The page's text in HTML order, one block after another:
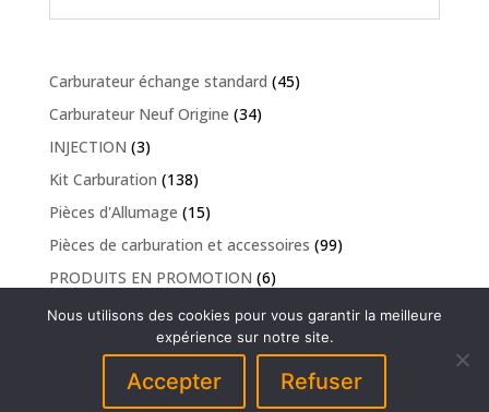
NOUS SOMMES EN VACANCES DU 1/08 AU 24/08 NÉANMOINS UN
DÉPART DES COMMANDES SERA EFFECTUÉ 1 FOIS PAR SEMAINE
Carburateur échange standard (45)
Carburateur Neuf Origine (34)
INJECTION (3)
Kit Carburation (138)
Pièces d'Allumage (15)
Pièces de carburation et accessoires (99)
PRODUITS EN PROMOTION (6)
Nous utilisons des cookies pour vous garantir la meilleure
expérience sur notre site.
Accepter Refuser